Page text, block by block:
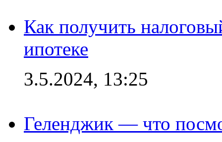
Как получить
ипотеке
3.5.2024, 13:25
Геленджик — что